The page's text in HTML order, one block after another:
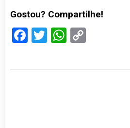
Gostou? Compartilhe!
Facebook
TwitterWhatsApp